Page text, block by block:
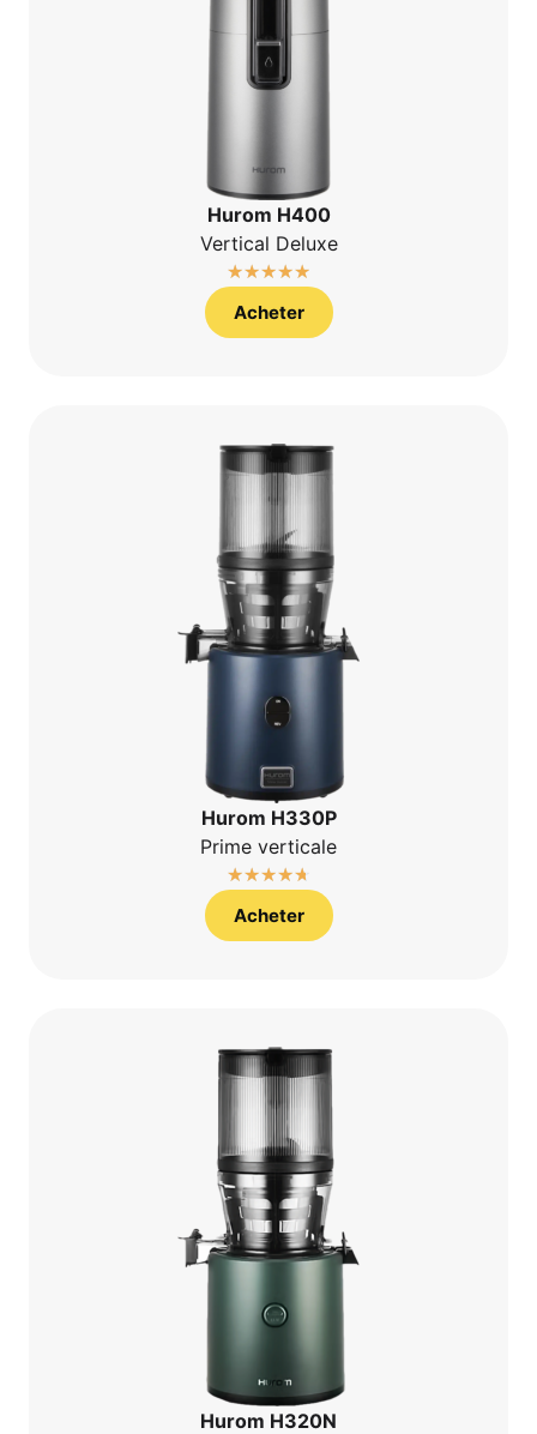
Hurom H400
Ver­ti­cal Deluxe
☆☆☆☆☆
Ache­ter
Hurom H330P
Prime ver­ti­cale
☆☆☆☆☆
Ache­ter
Hurom H320N